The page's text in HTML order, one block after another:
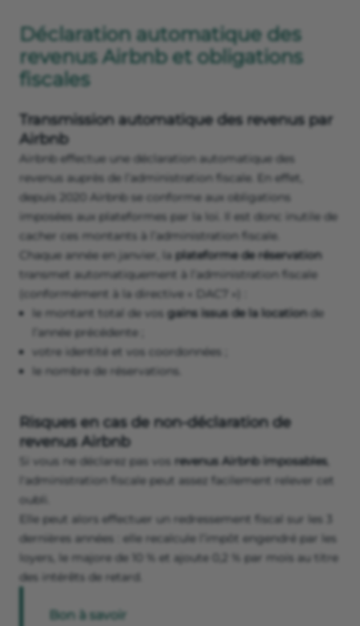
Déclaration automatique des
revenus Airbnb et obligations
fiscales
Transmission automatique des revenus par
Airbnb
Airbnb effectue une déclaration automatique des
revenus auprès de l’administration fiscale. En effet,
depuis 2020 Airbnb se conforme aux obligations
imposées aux plateformes par la loi. Il est donc inutile de
cacher ces montants à l’administration fiscale.
Chaque année en janvier, la plateforme de réservation
transmet automatiquement à l’administration fiscale
(conformément à la directive « DAC7 ») :
le montant total de vos gains issus de la locationde
l’année précédente ;
votre identité et vos coordonnées ;
le nombre de réservations.
Risques en cas de non-déclaration de
revenus Airbnb
Si vous ne déclarez pas vos revenus Airbnb imposables,
l'administration fiscale peut assez facilement relever cet
oubli.
Elle peut alors effectuer un redressement fiscal sur les 3
dernières années : elle recalcule l’impôt engendré par les
loyers, le majore de 10 % et ajoute 0,2 % par mois au titre
des intérêts de retard.
Bon à savoir